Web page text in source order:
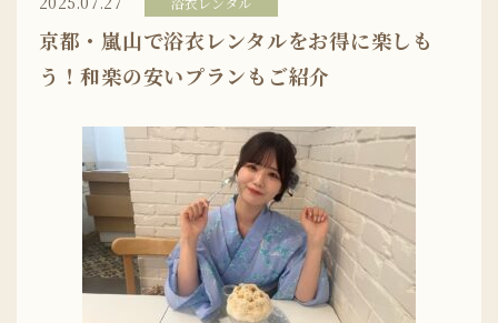
京都・嵐山で浴衣レンタルをお得に楽しも
う！和楽の安いプランもご紹介